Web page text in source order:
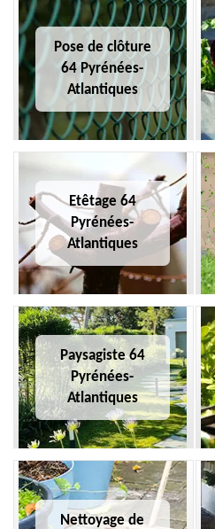
Pose de clôture
64 Pyrénées-
Atlantiques
Etêtage 64
Pyrénées-
Atlantiques
Paysagiste 64
Pyrénées-
Atlantiques
Nettoyage de